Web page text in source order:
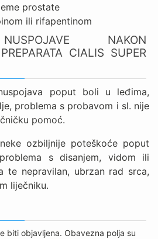
prostate
ili rifapentinom
NAKON
CIALIS SUPER
poput boli u leđima,
problema s probavom i sl. nije
pomoć.
ozbiljnije poteškoće poput
s disanjem, vidom ili
te nepravilan, ubrzan rad srca,
liječniku.
biti objavljena. Obavezna polja su